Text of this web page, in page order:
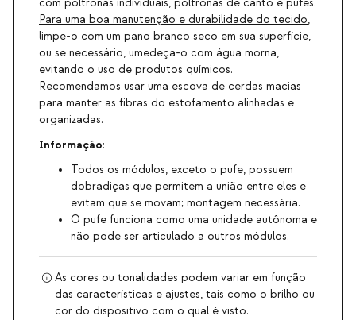
com poltronas individuais, poltronas de canto e pufes.
Para uma boa manutenção e durabilidade do tecido,
limpe-o com um pano branco seco em sua superfície,
ou se necessário, umedeça-o com água morna,
evitando o uso de produtos químicos.
Recomendamos usar uma escova de cerdas macias
para manter as fibras do estofamento alinhadas e
organizadas.
Informação:
Todos os módulos, exceto o pufe, possuem
dobradiças que permitem a união entre eles e
evitam que se movam; montagem necessária.
O pufe funciona como uma unidade autônoma e
não pode ser articulado a outros módulos.
As cores ou tonalidades podem variar em função
das características e ajustes, tais como o brilho ou
cor do dispositivo com o qual é visto.